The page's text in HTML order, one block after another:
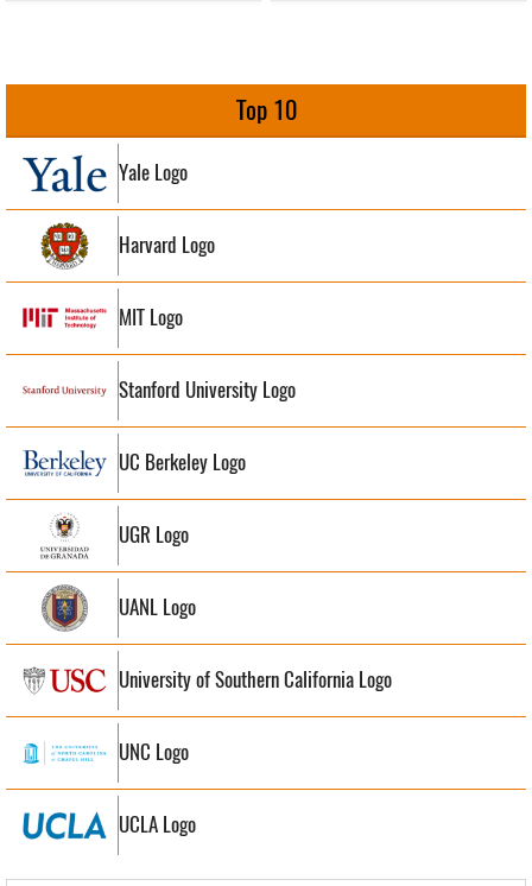
Top 10
Yale Logo
Harvard Logo
MIT Logo
Stanford University Logo
UC Berkeley Logo
UGR Logo
UANL Logo
University of Southern California Logo
UNC Logo
UCLA Logo